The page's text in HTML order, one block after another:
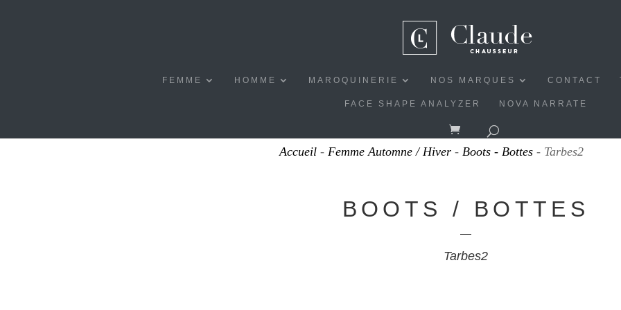
FEMME HOMME MAROQUINERIE NOS MARQUES CONTACT
FACE SHAPE ANALYZER NOVA NARRATE
Accueil - Femme Automne / Hiver - Boots - Bottes - Tarbes2
BOOTS / BOTTES
Tarbes2